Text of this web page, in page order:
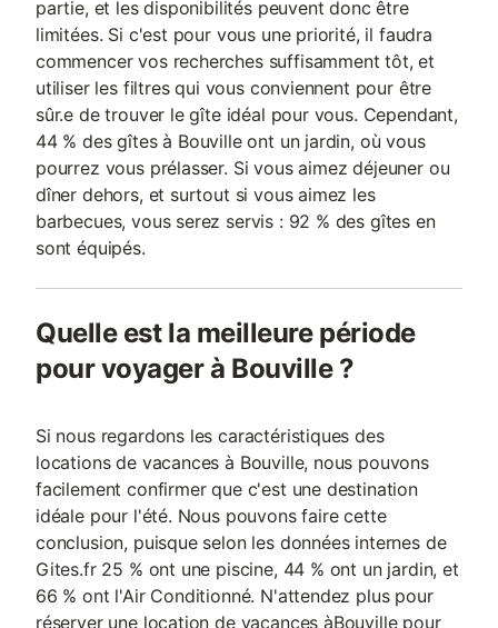
partie, et les disponibilités peuvent donc être
limitées. Si c'est pour vous une priorité, il faudra
commencer vos recherches suffisamment tôt, et
utiliser les filtres qui vous conviennent pour être
sûr.e de trouver le gîte idéal pour vous. Cependant,
44 % des gîtes à Bouville ont un jardin, où vous
pourrez vous prélasser. Si vous aimez déjeuner ou
dîner dehors, et surtout si vous aimez les
barbecues, vous serez servis : 92 % des gîtes en
sont équipés.
Quelle est la meilleure période
pour voyager à Bouville ?
Si nous regardons les caractéristiques des
locations de vacances à Bouville, nous pouvons
facilement confirmer que c'est une destination
idéale pour l'été. Nous pouvons faire cette
conclusion, puisque selon les données internes de
Gites.fr 25 % ont une piscine, 44 % ont un jardin, et
66 % ont l'Air Conditionné. N'attendez plus pour
réserver une location de vacances àBouville pour